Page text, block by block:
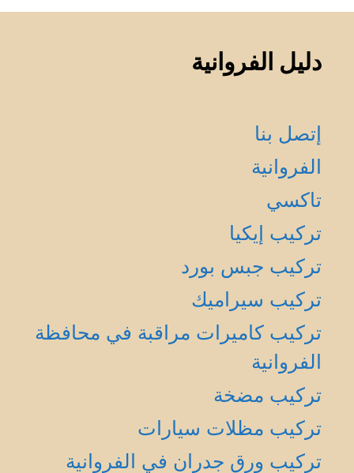
دليل الفروانية
إتصل بنا
الفروانية
تاكسي
تركيب إيكيا
تركيب جبس بورد
تركيب سيراميك
تركيب كاميرات مراقبة في محافظة
الفروانية
تركيب مضخة
تركيب مظلات سيارات
تركيب ورق جدران في الفروانية